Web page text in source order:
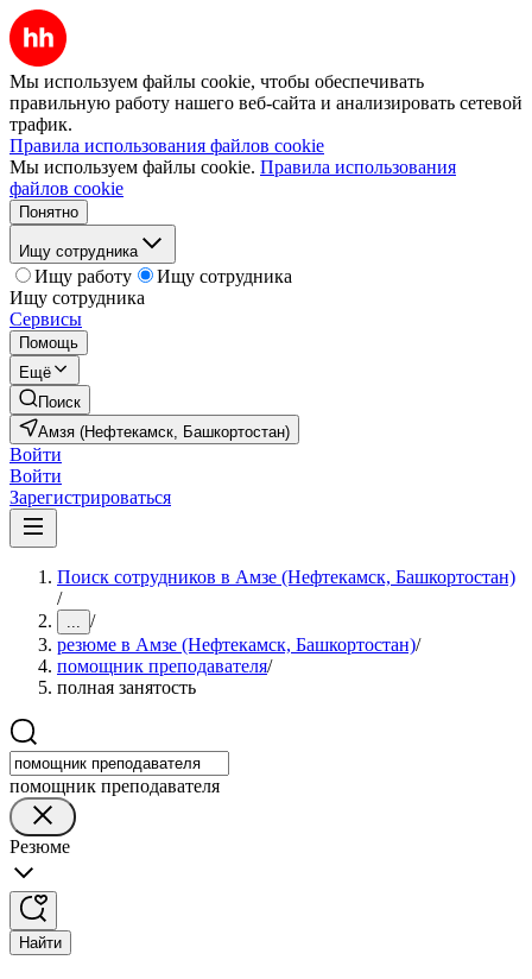
Мы используем файлы cookie, чтобы обеспечивать
правильную работу нашего веб-сайта и анализировать сетевой
трафик.
Правила использования файлов cookie
Мы используем файлы cookie. Правила использования
файлов cookie
Понятно
Ищу сотрудника
Ищу работу
Ищу сотрудника
Ищу сотрудника
Сервисы
Помощь
Ещё
Поиск
Амзя (Нефтекамск, Башкортостан)
Войти
Войти
Зарегистрироваться
Поиск сотрудников в Амзе (Нефтекамск, Башкортостан)
/
... /
резюме в Амзе (Нефтекамск, Башкортостан)/
помощник преподавателя/
полная занятость
помощник преподавателя
Резюме
Найти